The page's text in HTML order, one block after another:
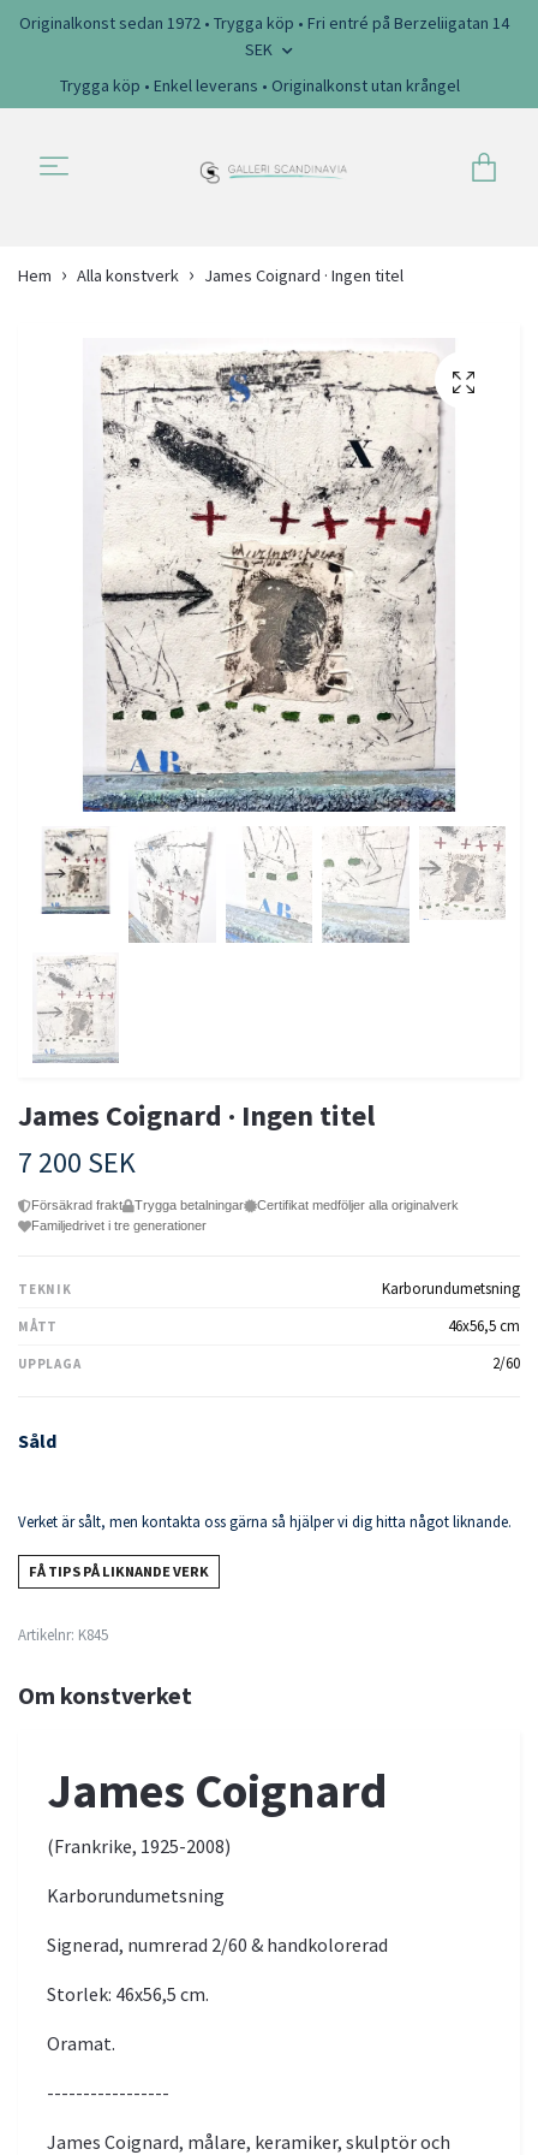
Originalkonst sedan 1972 • Trygga köp • Fri entré på Berzeliigatan 14
SEK
Trygga köp • Enkel leverans • Originalkonst utan krångel
Hem Alla konstverk James Coignard · Ingen titel
James Coignard · Ingen titel
7 200 SEK
Försäkrad frakt Trygga betalningar
Certifikat medföljer alla originalverk
Familjedrivet i tre generationer
TEKNIK Karborundumetsning
MÅTT 46x56,5 cm
UPPLAGA 2/60
Såld
Verket är sålt, men kontakta oss gärna så hjälper vi dig hitta något liknande.
FÅ TIPS PÅ LIKNANDE VERK
Artikelnr: K845
Om konstverket
James Coignard
(Frankrike, 1925-2008)
Karborundumetsning
Signerad, numrerad 2/60 & handkolorerad
Storlek: 46x56,5 cm.
Oramat.
-----------------
James Coignard, målare, keramiker, skulptör och